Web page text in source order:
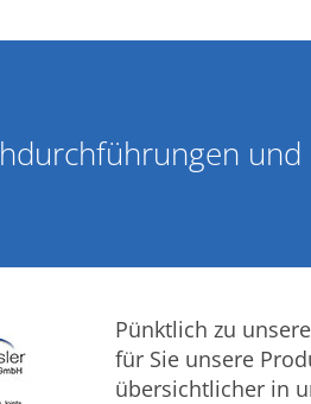
und
Pünktlich zu
für Sie unsere
übersichtlicher in